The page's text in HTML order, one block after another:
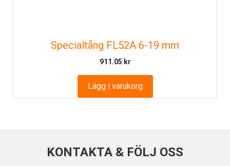
Specialtång FL52A 6-19 mm
911.05 kr
Lägg i varukorg
KONTAKTA & FÖLJ OSS